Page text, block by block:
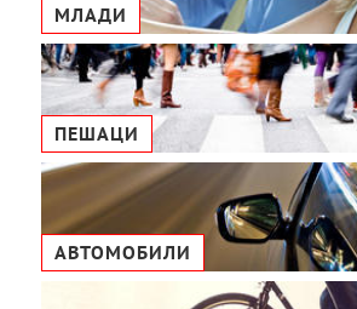
МЛАДИ
ПЕШАЦИ
АВТОМОБИЛИ